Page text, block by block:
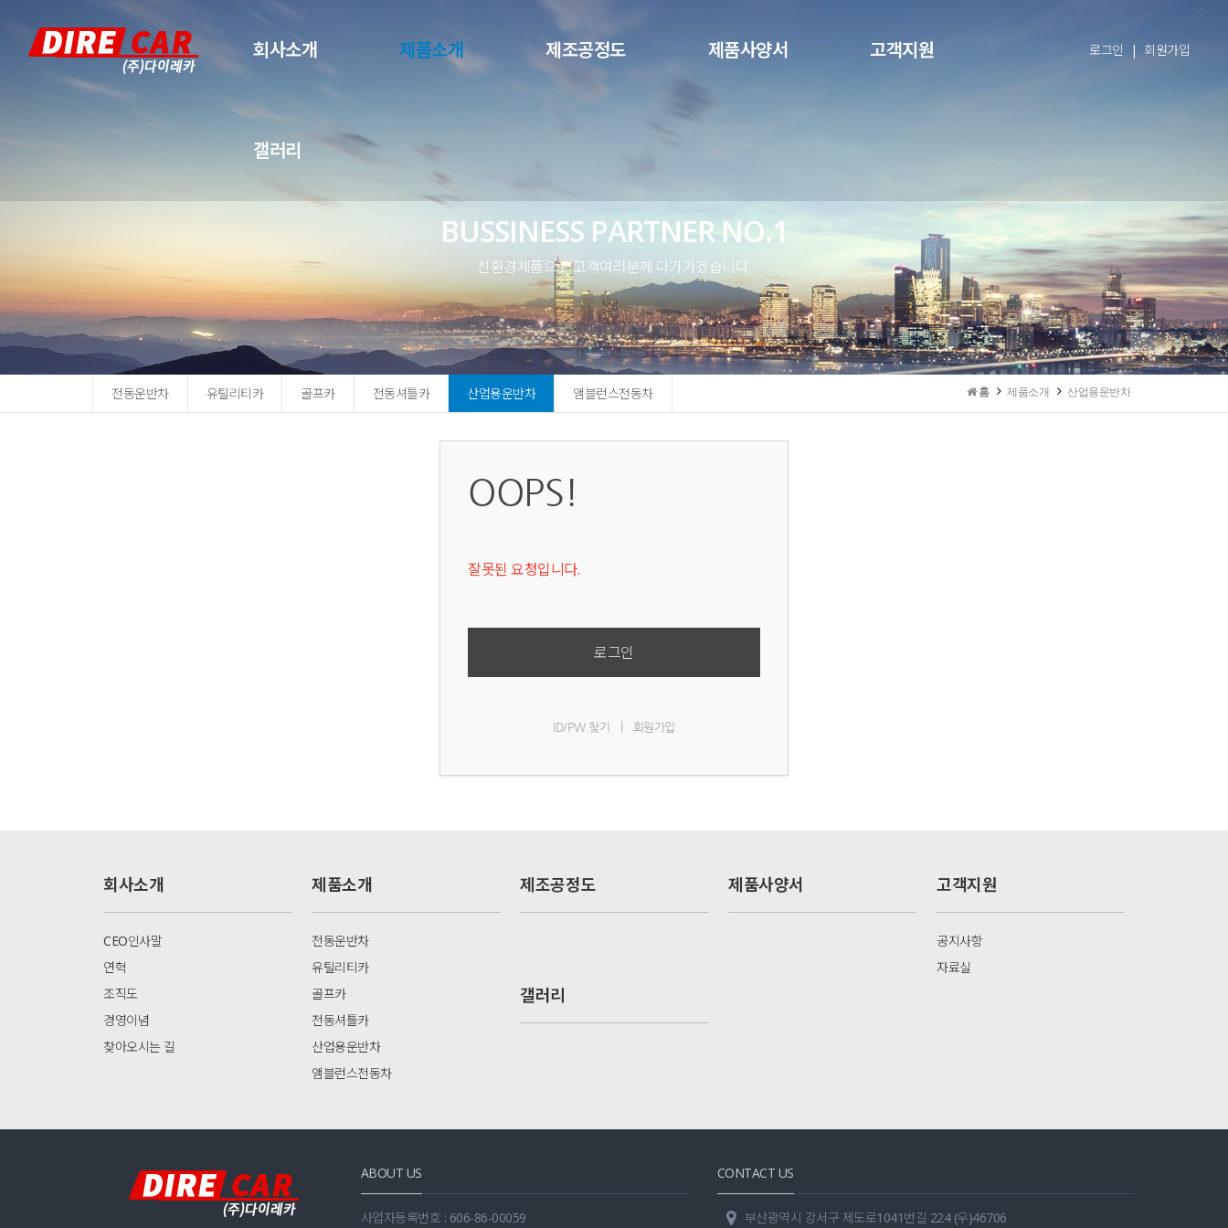
로그인 | 회원가입
회사소개 제품소개 제조공정도 제품사양서 고객지원
갤러리
BUSSINESS PARTNER NO.1
친환경제품으로 고객여러분께 다가가겠습니다.
전동운반차 유틸리티카 골프카 전동셔틀카 산업용운반차 앰블런스전동차 홈 제품소개 산업용운반차
OOPS!
잘못된 요청입니다.
로그인
ID/PW 찾기 회원가입
회사소개
CEO인사말
연혁
조직도
경영이념
찾아오시는 길
제품소개
전동운반차
유틸리티카
골프카
전동셔틀카
산업용운반차
앰블런스전동차
제조공정도 제품사양서 고객지원
공지사항
자료실
갤러리
ABOUT US
사업자등록번호 : 606-86-00059
CONTACT US
부산광역시 강서구 제도로1041번길 224 (우)46706